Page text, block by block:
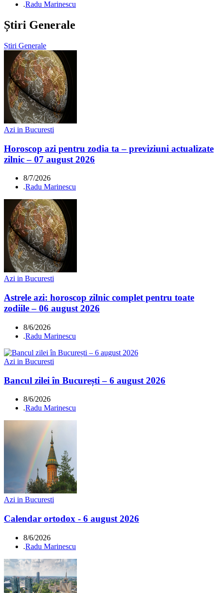
.Radu Marinescu
Știri Generale
Știri Generale
Azi in Bucuresti
Horoscop azi pentru zodia ta – previziuni actualizate
zilnic – 07 august 2026
8/7/2026
.Radu Marinescu
Azi in Bucuresti
Astrele azi: horoscop zilnic complet pentru toate
zodiile – 06 august 2026
8/6/2026
.Radu Marinescu
Azi in Bucuresti
Bancul zilei în București – 6 august 2026
8/6/2026
.Radu Marinescu
Azi in Bucuresti
Calendar ortodox - 6 august 2026
8/6/2026
.Radu Marinescu